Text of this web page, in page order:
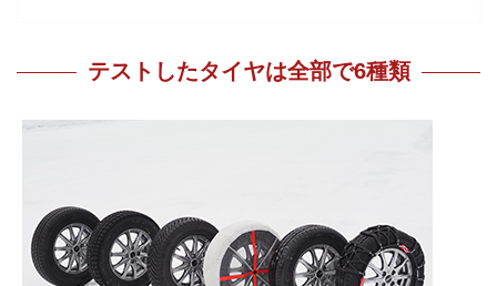
テストしたタイヤは全部で6種類